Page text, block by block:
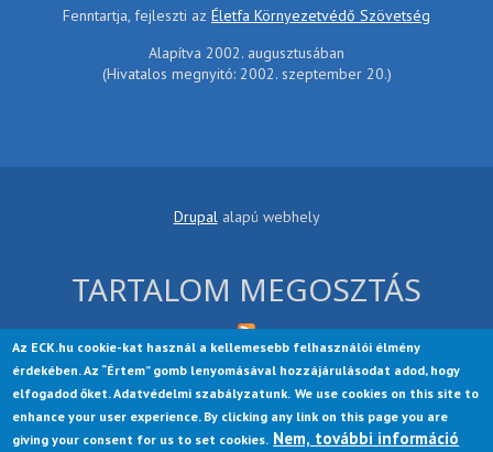
Az ECK.hu cookie-kat használ a kellemesebb felhasználói élmény
érdekében. Az “Értem” gomb lenyomásával hozzájárulásodat adod, hogy
elfogadod őket. Adatvédelmi szabályzatunk. We use cookies on this site to
enhance your user experience. By clicking any link on this page you are
giving your consent for us to set cookies. Nem, további információ
Fenntartja, fejleszti az Életfa Környezetvédő Szövetség
Alapítva 2002. augusztusában
(Hivatalos megnyitó: 2002. szeptember 20.)
Drupalalapú webhely
TARTALOM MEGOSZTÁS
Startup Growth Lite is a free theme, contributed to the Drupal